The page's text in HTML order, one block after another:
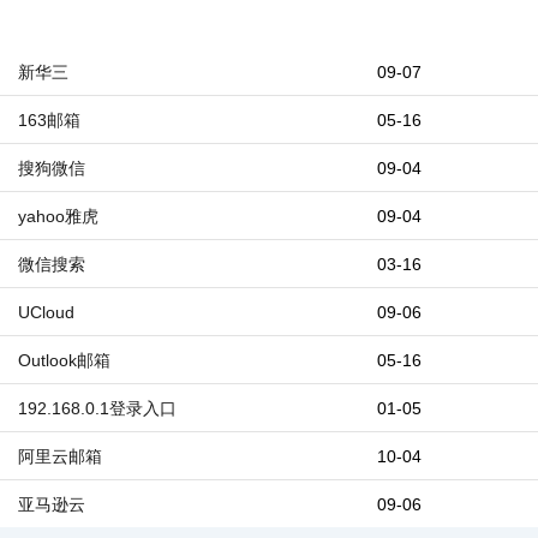
09-07
新华三
05-16
163邮箱
09-04
搜狗微信
09-04
yahoo雅虎
03-16
微信搜索
09-06
UCloud
05-16
Outlook邮箱
01-05
192.168.0.1登录入口
10-04
阿里云邮箱
09-06
亚马逊云